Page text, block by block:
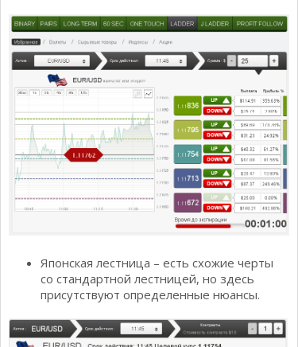
Японская лестница – есть схожие черты
со стандартной лестницей, но здесь
присутствуют определенные нюансы.